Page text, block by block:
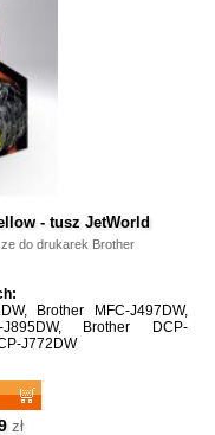
- tusz JetWorld
do drukarek Brother
Brother MFC-J497DW,
Brother DCP-
J772DW
zł